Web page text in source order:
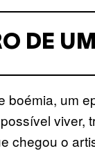
DE
boémia, um
viver,
chegou o